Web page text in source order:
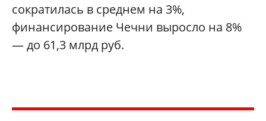
сократилась в среднем на 3%,
финансирование Чечни выросло на 8%
— до 61,3 млрд руб.